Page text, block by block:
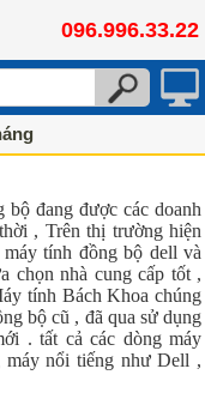
096.996.33.22
đang được các doanh
, Trên thị trường hiện
tính đồng bộ dell và
chọn nhà cung cấp tốt ,
tính Bách Khoa chúng
bộ cũ , đã qua sử dụng
. tất cả các dòng máy
máy nổi tiếng như Dell ,